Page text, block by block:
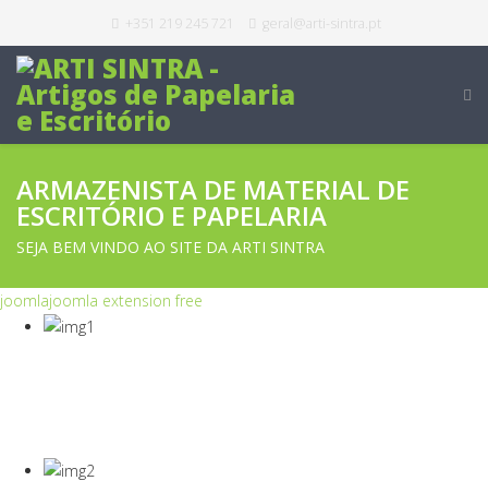
+351 219 245 721 geral@arti-sintra.pt
ARMAZENISTA DE MATERIAL DE
ESCRITÓRIO E PAPELARIA
SEJA BEM VINDO AO SITE DA ARTI SINTRA
joomlajoomla extension free